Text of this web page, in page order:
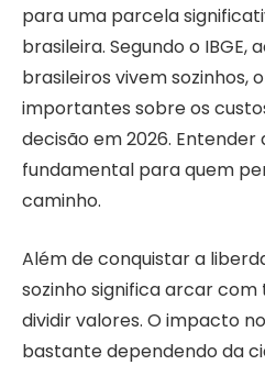
para uma parcela
brasileira. Segundo o IBGE,
brasileiros vivem sozinhos,
importantes sobre os
decisão em 2026. Entender
fundamental para quem
caminho.
Além de conquistar a
sozinho significa arcar
dividir valores. O impacto
bastante dependendo da